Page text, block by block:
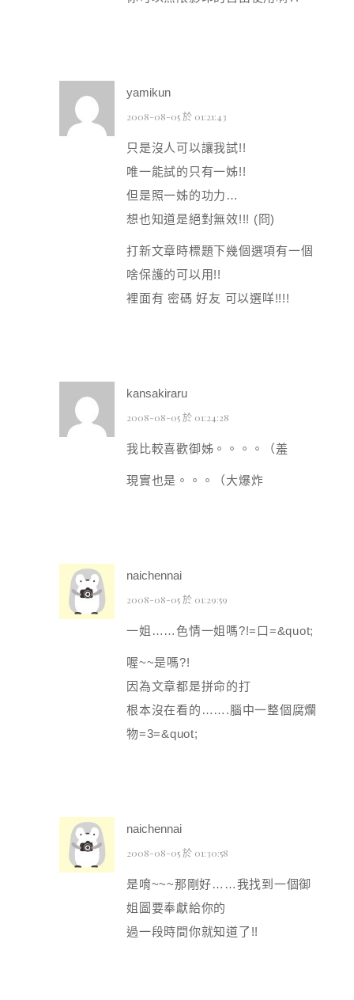
yamikun
2008-08-05 於 01:21:43
只是沒人可以讓我試!!
唯一能試的只有一姊!!
但是照一姊的功力…
想也知道是絕對無效!!! (冏)
打新文章時標題下幾個選項有一個
啥保護的可以用!!
裡面有 密碼 好友 可以選咩!!!!
kansakiraru
2008-08-05 於 01:24:28
我比較喜歡御姊。。。。（羞
現實也是。。。（大爆炸
naichennai
2008-08-05 於 01:29:59
一姐……色情一姐嗎?!=口=&quot;
喔~~是嗎?!
因為文章都是拼命的打
根本沒在看的…….腦中一整個腐爛
物=3=&quot;
naichennai
2008-08-05 於 01:30:58
是唷~~~那剛好……我找到一個御
姐圖要奉獻給你的
過一段時間你就知道了!!